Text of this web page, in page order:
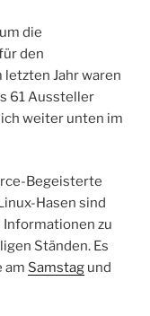
die
den
Jahr waren
61 Aussteller
weiter unten im
Begeisterte
Hasen sind
Informationen zu
Ständen. Es
am Samstag und